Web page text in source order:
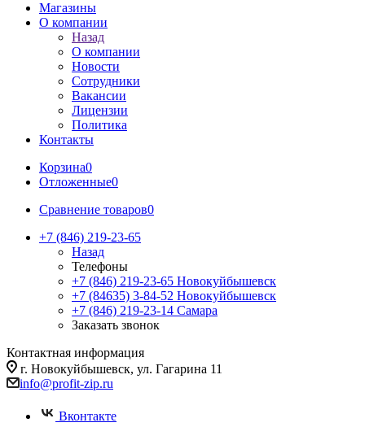
Магазины
О компании
Назад
О компании
Новости
Сотрудники
Вакансии
Лицензии
Политика
Контакты
Корзина0
Отложенные0
Сравнение товаров0
+7 (846) 219-23-65
Назад
Телефоны
+7 (846) 219-23-65 Новокуйбышевск
+7 (84635) 3-84-52 Новокуйбышевск
+7 (846) 219-23-14 Самара
Заказать звонок
Контактная информация
г. Новокуйбышевск, ул. Гагарина 11
info@profit-zip.ru
Вконтакте